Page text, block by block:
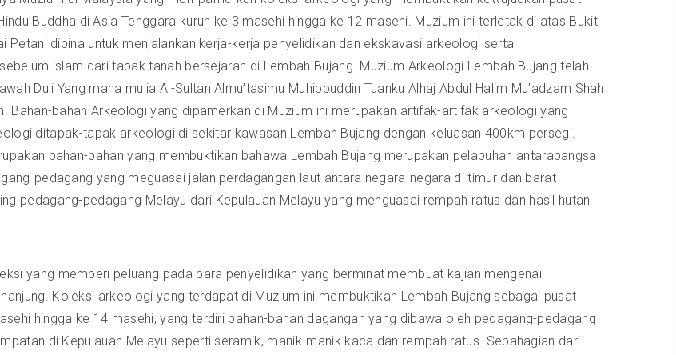
Buddha di Asia Tenggara kurun ke 3 masehi hingga ke 12 masehi. Muzium ini terletak di atas Bukit
Petani dibina untuk menjalankan kerja-kerja penyelidikan dan ekskavasi arkeologi serta
islam dari tapak tanah bersejarah di Lembah Bujang. Muzium Arkeologi Lembah Bujang telah
Duli Yang maha mulia Al-Sultan Almu’tasimu Muhibbuddin Tuanku Alhaj Abdul Halim Mu’adzam Shah
Bahan-bahan Arkeologi yang dipamerkan di Muzium ini merupakan artifak-artifak arkeologi yang
ditapak-tapak arkeologi di sekitar kawasan Lembah Bujang dengan keluasan 400km persegi.
bahan-bahan yang membuktikan bahawa Lembah Bujang merupakan pelabuhan antarabangsa
pedagang yang meguasai jalan perdagangan laut antara negara-negara di timur dan barat
pedagang-pedagang Melayu dari Kepulauan Melayu yang menguasai rempah ratus dan hasil hutan
yang memberi peluang pada para penyelidikan yang berminat membuat kajian mengenai
Koleksi arkeologi yang terdapat di Muzium ini membuktikan Lembah Bujang sebagai pusat
hingga ke 14 masehi, yang terdiri bahan-bahan dagangan yang dibawa oleh pedagang-pedagang
di Kepulauan Melayu seperti seramik, manik-manik kaca dan rempah ratus. Sebahagian dari